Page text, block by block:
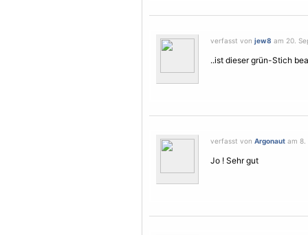
verfasst von jew8 am 20.
..ist dieser grün-Stich
verfasst von Argonaut am 8.
Jo ! Sehr gut